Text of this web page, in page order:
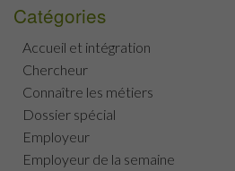
Catégories
Accueil et intégration
Chercheur
Connaître les métiers
Dossier spécial
Employeur
Employeur de la semaine